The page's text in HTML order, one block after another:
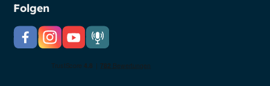
Folgen